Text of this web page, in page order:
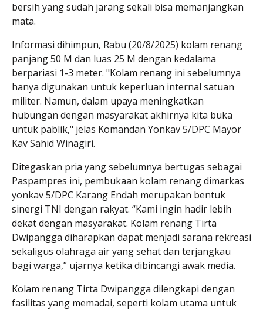
bersih yang sudah jarang sekali bisa memanjangkan
mata.
Informasi dihimpun, Rabu (20/8/2025) kolam renang
panjang 50 M dan luas 25 M dengan kedalama
berpariasi 1-3 meter. "Kolam renang ini sebelumnya
hanya digunakan untuk keperluan internal satuan
militer. Namun, dalam upaya meningkatkan
hubungan dengan masyarakat akhirnya kita buka
untuk pablik," jelas Komandan Yonkav 5/DPC Mayor
Kav Sahid Winagiri.
Ditegaskan pria yang sebelumnya bertugas sebagai
Paspampres ini, pembukaan kolam renang dimarkas
yonkav 5/DPC Karang Endah merupakan bentuk
sinergi TNI dengan rakyat. “Kami ingin hadir lebih
dekat dengan masyarakat. Kolam renang Tirta
Dwipangga diharapkan dapat menjadi sarana rekreasi
sekaligus olahraga air yang sehat dan terjangkau
bagi warga,” ujarnya ketika dibincangi awak media.
Kolam renang Tirta Dwipangga dilengkapi dengan
fasilitas yang memadai, seperti kolam utama untuk